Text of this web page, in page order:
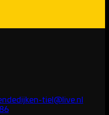
tiel@live.nl